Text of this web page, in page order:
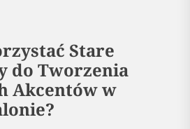
Stare
do Tworzenia
Akcentów w